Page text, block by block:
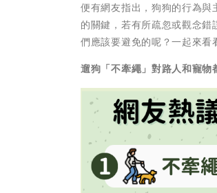
便有網友指出，狗狗的行為
的關鍵，若有所疏忽或觀念
們應該要避免的呢？一起來看
遛狗「不牽繩」對路人和寵物